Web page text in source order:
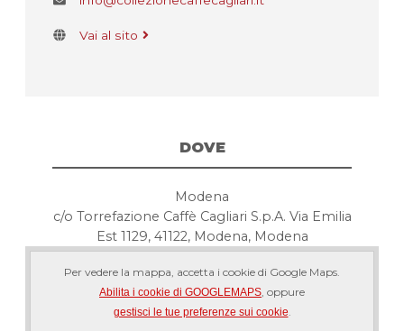
Vai al sito
DOVE
Modena
c/o Torrefazione Caffè Cagliari S.p.A. Via Emilia
Est 1129, 41122, Modena, Modena
Per vedere la mappa, accetta i cookie di Google Maps.
Abilita i cookie di GOOGLEMAPS, oppure
gestisci le tue preferenze sui cookie.